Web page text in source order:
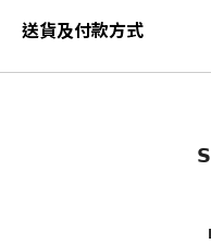
送貨及付款方式